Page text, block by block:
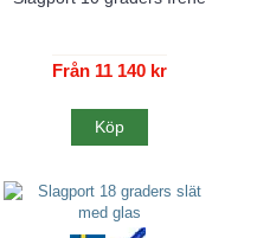
Från 11 140 kr
Köp